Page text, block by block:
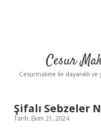
Cesur
Cesurmakine ile dayanıklı
Şifalı Sebzeler
Tarih: Ekim 21, 2024